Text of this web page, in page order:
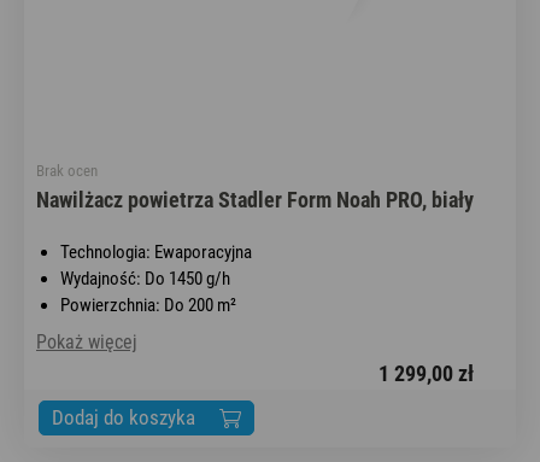
Brak ocen
Nawilżacz powietrza Stadler Form Noah PRO, biały
Technologia: Ewaporacyjna
Wydajność: Do 1450 g/h
Powierzchnia: Do 200 m²
Pokaż więcej
1 299,00 zł
Dodaj do koszyka